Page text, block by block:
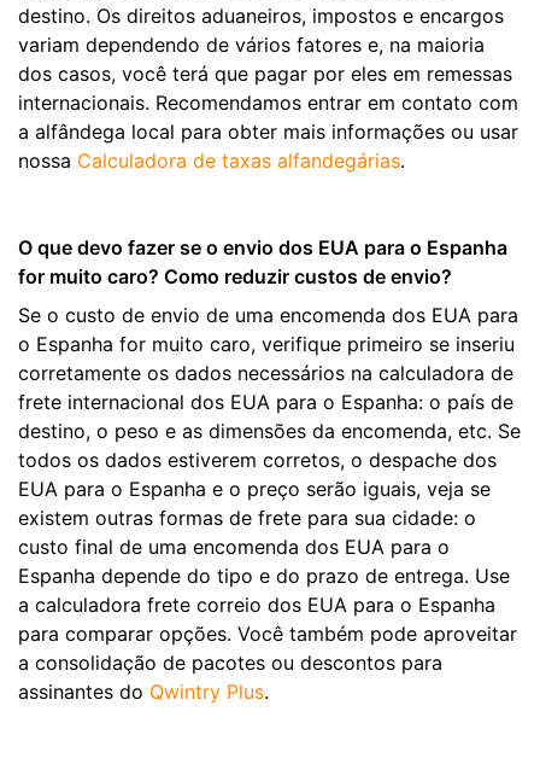
destino. Os direitos aduaneiros, impostos e encargos
variam dependendo de vários fatores e, na maioria
dos casos, você terá que pagar por eles em remessas
internacionais. Recomendamos entrar em contato com
a alfândega local para obter mais informações ou usar
nossa Calculadora de taxas alfandegárias.
O que devo fazer se o envio dos EUA para o Espanha
for muito caro? Como reduzir custos de envio?
Se o custo de envio de uma encomenda dos EUA para
o Espanha for muito caro, verifique primeiro se inseriu
corretamente os dados necessários na calculadora de
frete internacional dos EUA para o Espanha: o país de
destino, o peso e as dimensões da encomenda, etc. Se
todos os dados estiverem corretos, o despache dos
EUA para o Espanha e o preço serão iguais, veja se
existem outras formas de frete para sua cidade: o
custo final de uma encomenda dos EUA para o
Espanha depende do tipo e do prazo de entrega. Use
a calculadora frete correio dos EUA para o Espanha
para comparar opções. Você também pode aproveitar
a consolidação de pacotes ou descontos para
assinantes do Qwintry Plus.